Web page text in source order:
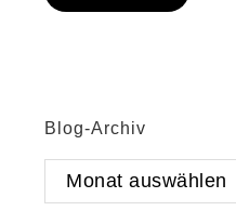
Blog-Archiv
Blog-
Archiv